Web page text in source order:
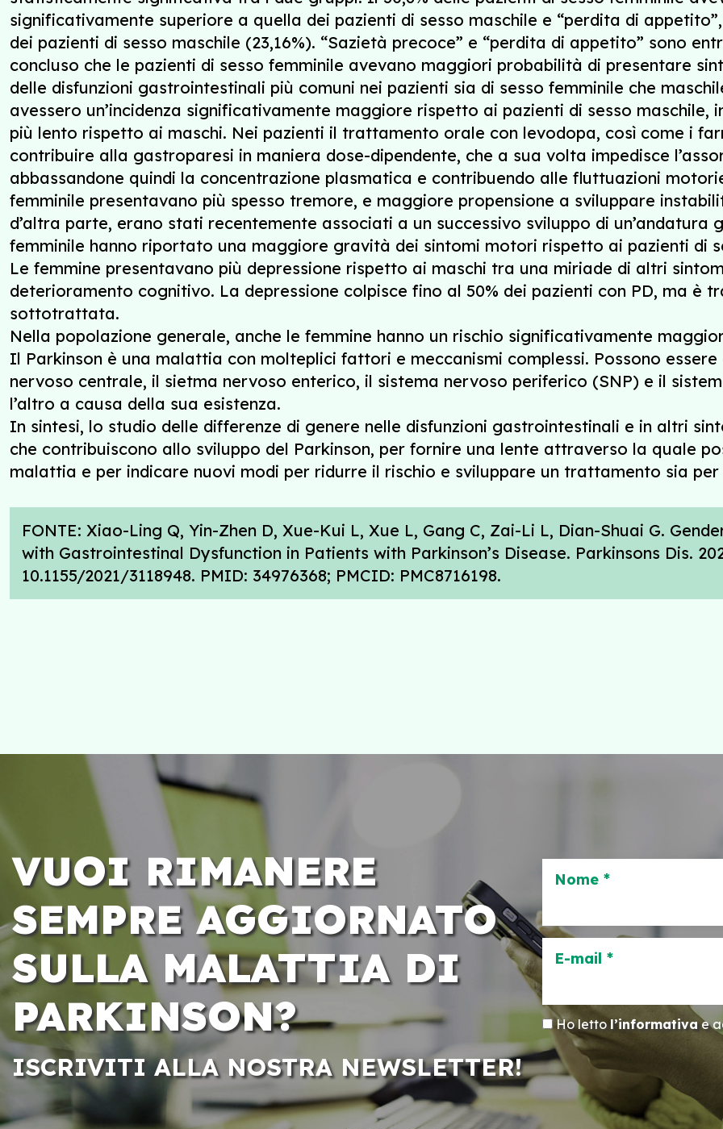
significativamente superiore a quella dei pazienti di sesso maschile e “perdita di
dei pazienti di sesso maschile (23,16%). “Sazietà precoce” e “perdita di appetito” sono
concluso che le pazienti di sesso femminile avevano maggiori probabilità di presentare
delle disfunzioni gastrointestinali più comuni nei pazienti sia di sesso femminile che
avessero un’incidenza significativamente maggiore rispetto ai pazienti di sesso
più lento rispetto ai maschi. Nei pazienti il trattamento orale con levodopa, così come i
contribuire alla gastroparesi in maniera dose-dipendente, che a sua volta impedisce
abbassandone quindi la concentrazione plasmatica e contribuendo alle fluttuazioni
femminile presentavano più spesso tremore, e maggiore propensione a sviluppare
d’altra parte, erano stati recentemente associati a un successivo sviluppo di un’andatura
femminile hanno riportato una maggiore gravità dei sintomi motori rispetto ai pazienti di
Le femmine presentavano più depressione rispetto ai maschi tra una miriade di altri
deterioramento cognitivo. La depressione colpisce fino al 50% dei pazienti con PD, ma è
sottotrattata.
Nella popolazione generale, anche le femmine hanno un rischio significativamente
Il Parkinson è una malattia con molteplici fattori e meccanismi complessi. Possono
nervoso centrale, il sietma nervoso enterico, il sistema nervoso periferico (SNP) e il
l’altro a causa della sua esistenza.
In sintesi, lo studio delle differenze di genere nelle disfunzioni gastrointestinali e in altri
che contribuiscono allo sviluppo del Parkinson, per fornire una lente attraverso la quale
malattia e per indicare nuovi modi per ridurre il rischio e sviluppare un trattamento sia per
FONTE: Xiao-Ling Q, Yin-Zhen D, Xue-Kui L, Xue L, Gang C, Zai-Li L, Dian-Shuai G.
with Gastrointestinal Dysfunction in Patients with Parkinson’s Disease. Parkinsons Dis.
10.1155/2021/3118948. PMID: 34976368; PMCID: PMC8716198.
VUOI RIMANERE
SEMPRE AGGIORNATO
SULLA MALATTIA DI
PARKINSON?
ISCRIVITI ALLA NOSTRA NEWSLETTER!
Nome *
E-mail *
Ho letto l’informativae